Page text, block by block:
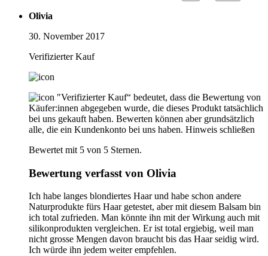
Olivia
30. November 2017
Verifizierter Kauf
"Verifizierter Kauf“ bedeutet, dass die Bewertung von
Käufer:innen abgegeben wurde, die dieses Produkt tatsächlich
bei uns gekauft haben. Bewerten können aber grundsätzlich
alle, die ein Kundenkonto bei uns haben. Hinweis schließen
Bewertet mit 5 von 5 Sternen.
Bewertung verfasst von Olivia
Ich habe langes blondiertes Haar und habe schon andere
Naturprodukte fürs Haar getestet, aber mit diesem Balsam bin
ich total zufrieden. Man könnte ihn mit der Wirkung auch mit
silikonprodukten vergleichen. Er ist total ergiebig, weil man
nicht grosse Mengen davon braucht bis das Haar seidig wird.
Ich würde ihn jedem weiter empfehlen.